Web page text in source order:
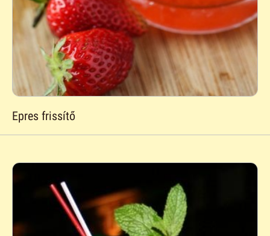
Epres frissítő